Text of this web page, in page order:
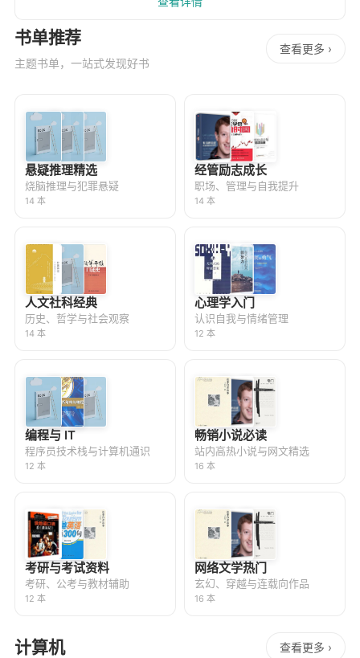
书单推荐
主题书单，一站式发现好书
查看更多 ›
悬疑推理精选
烧脑推理与犯罪悬疑
14 本
经管励志成长
职场、管理与自我提升
14 本
人文社科经典
历史、哲学与社会观察
14 本
心理学入门
认识自我与情绪管理
12 本
编程与 IT
程序员技术栈与计算机通识
12 本
畅销小说必读
站内高热小说与网文精选
16 本
考研与考试资料
考研、公考与教材辅助
12 本
网络文学热门
玄幻、穿越与连载向作品
16 本
计算机 查看更多 ›